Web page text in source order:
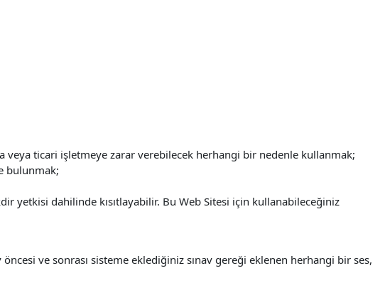
ticari işletmeye zarar verebilecek herhangi bir nedenle kullanmak;
bulunmak;
yetkisi dahilinde kısıtlayabilir. Bu Web Sitesi için kullanabileceğiniz
ve sonrası sisteme eklediğiniz sınav gereği eklenen herhangi bir ses,